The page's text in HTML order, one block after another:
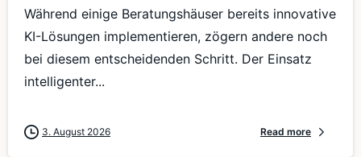
Während einige Beratungshäuser bereits innovative
KI-Lösungen implementieren, zögern andere noch
bei diesem entscheidenden Schritt. Der Einsatz
intelligenter...
3. August 2026 Read more